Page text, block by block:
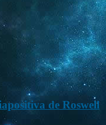
de Roswell